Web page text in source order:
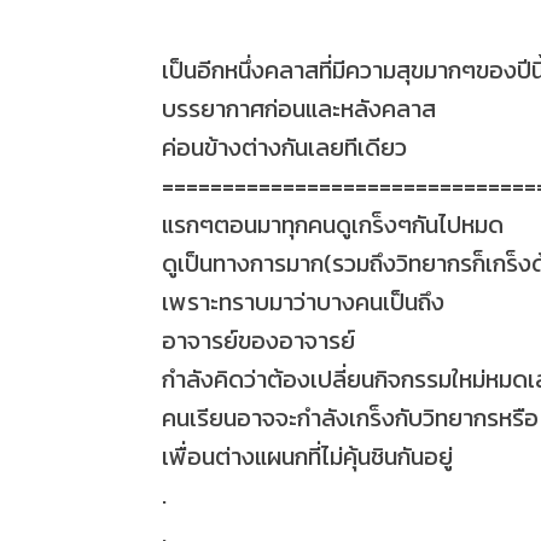
เป็นอีกหนึ่งคลาสที่มีความสุขมากๆของปี
บรรยากาศก่อนและหลังคลาส
ค่อนข้างต่างกันเลยทีเดียว
แรกๆตอนมาทุกคนดูเกร็งๆกันไปหมด
ดูเป็นทางการมาก(รวมถึงวิทยากรก็เกร็
เพราะทราบมาว่าบางคนเป็นถึง
อาจารย์ของอาจารย์
กำลังคิดว่าต้องเปลี่ยนกิจกรรมใหม่หมด
คนเรียนอาจจะกำลังเกร็งกับวิทยากรหรือ
เพื่อนต่างแผนกที่ไม่คุ้นชินกันอยู่
.
.